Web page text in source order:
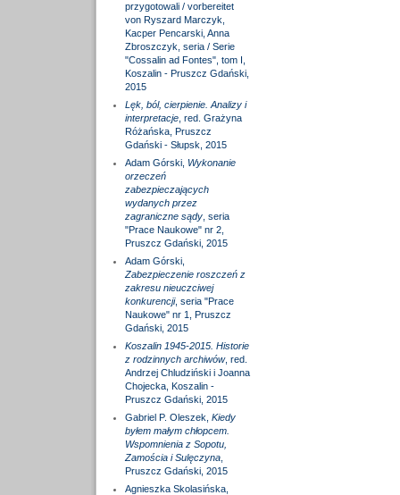
przygotowali / vorbereitet
von Ryszard Marczyk,
Kacper Pencarski, Anna
Zbroszczyk, seria / Serie
"Cossalin ad Fontes", tom I,
Koszalin - Pruszcz Gdański,
2015
Lęk, ból, cierpienie. Analizy i
interpretacje, red. Grażyna
Różańska, Pruszcz
Gdański - Słupsk, 2015
Adam Górski, Wykonanie
orzeczeń
zabezpieczających
wydanych przez
zagraniczne sądy, seria
"Prace Naukowe" nr 2,
Pruszcz Gdański, 2015
Adam Górski,
Zabezpieczenie roszczeń z
zakresu nieuczciwej
konkurencji, seria "Prace
Naukowe" nr 1, Pruszcz
Gdański, 2015
Koszalin 1945-2015. Historie
z rodzinnych archiwów, red.
Andrzej Chludziński i Joanna
Chojecka, Koszalin -
Pruszcz Gdański, 2015
Gabriel P. Oleszek, Kiedy
byłem małym chłopcem.
Wspomnienia z Sopotu,
Zamościa i Sulęczyna,
Pruszcz Gdański, 2015
Agnieszka Skolasińska,